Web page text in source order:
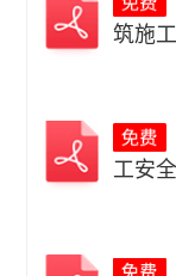
筑施
工安